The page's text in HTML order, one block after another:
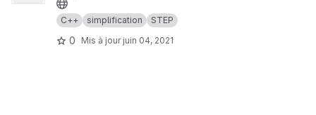
C++ simplification STEP
0 Mis à jour juin 04, 2021